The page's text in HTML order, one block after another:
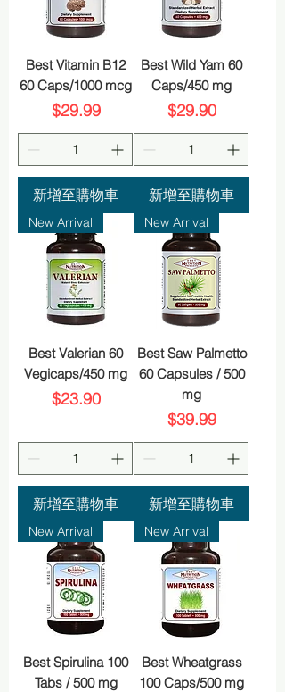
Best Vitamin B12
60 Caps/1000 mcg
價格
$29.99
新增至購物車
Best Wild Yam 60
Caps/450 mg
價格
$29.90
新增至購物車
New Arrival
Best Valerian 60
Vegicaps/450 mg
價格
$23.90
新增至購物車
New Arrival
Best Saw Palmetto
60 Capsules / 500
mg
價格
$39.99
新增至購物車
New Arrival
Best Spirulina 100
Tabs / 500 mg
New Arrival
Best Wheatgrass
100 Caps/500 mg